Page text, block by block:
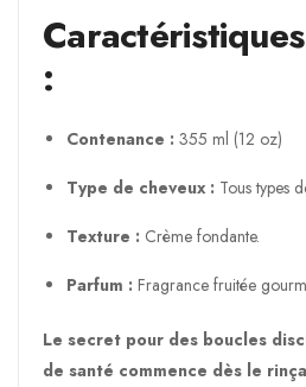
:
Contenance : 355 ml (12 oz)
Type de cheveux : Tous types
Texture : Crème fondante.
Parfum : Fragrance fruitée
Le secret pour des boucles
de santé commence dès le